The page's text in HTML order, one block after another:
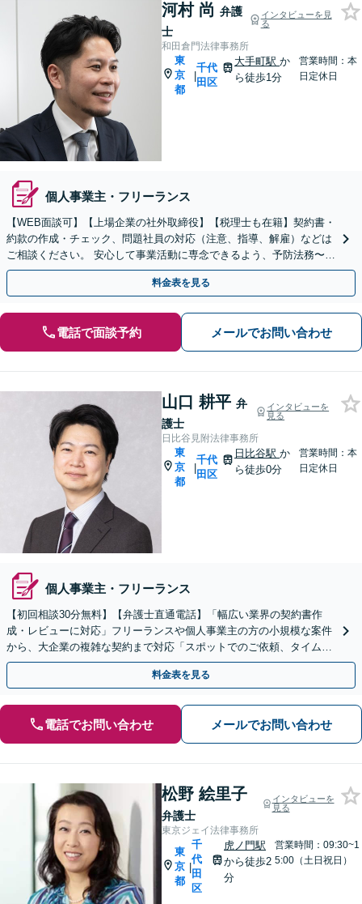
河村 尚 弁護
士
インタビューを見
る
和田倉門法律事務所
東
京
都
|
千代
田区
大手町駅か
ら徒歩1分
営業時間：本
日定休日
個人事業主・フリーランス
【WEB面談可】【上場企業の社外取締役】【税理士も在籍】契約書・
約款の作成・チェック、問題社員の対応（注意、指導、解雇）などは
ご相談ください。 安心して事業活動に専念できるよう、予防法務〜紛
争解決まで、幅広い法的ニーズにワンストップで対応。
料金表を見る
電話で面談予約 メールでお問い合わせ
山口 耕平 弁
護士
インタビューを
見る
日比谷見附法律事務所
東
京
都
|
千代
田区
日比谷駅か
ら徒歩0分
営業時間：本
日定休日
個人事業主・フリーランス
【初回相談30分無料】【弁護士直通電話】「幅広い業界の契約書作
成・レビューに対応」フリーランスや個人事業主の方の小規模な案件
から、大企業の複雑な契約まで対応「スポットでのご依頼、タイムチ
ャージでの対応も承っております」【休日・夜間相談可】
料金表を見る
電話でお問い合わせ メールでお問い合わせ
松野 絵里子
弁護士
インタビューを
見る
東京ジェイ法律事務所
東
京
都
|
千
代
田
区
虎ノ門駅
から徒歩2
分
営業時間：09:30~1
5:00（土日祝日）